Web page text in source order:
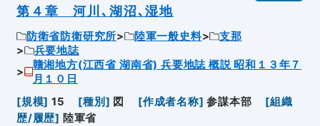
第４章 河川､湖沼､湿地
防衛省防衛研究所 陸軍一般史料
支那
兵要地誌
贛湘地方(江西省 湖南省) 兵要地誌 概説 昭和１３年７
月１０日
[規模] 15 [種別 ] 図 [作成者名称] 参謀本部 [組織
歴/履歴] 陸軍省